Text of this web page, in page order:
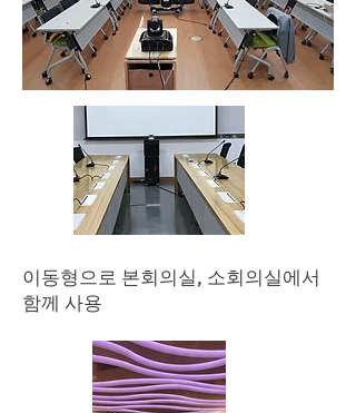
이동형으로 본회의실, 소회의실에서
함께 사용